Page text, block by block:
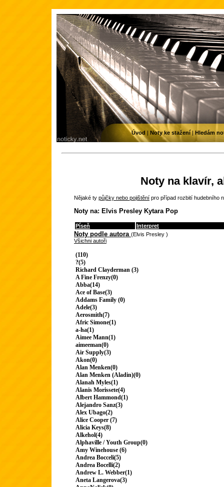
Noty na klavír,
Nějaké ty půjčky nebo pojištění pro případ rozbití hudebního
Noty na: Elvis Presley Kytara Pop
Píseň Interpret
Noty podle autora (Elvis Presley )
Všichni autoři
(110)
?(5)
Richard Clayderman (3)
A Fine Frenzy(0)
Abba(14)
Ace of Base(3)
Addams Family (0)
Adele(3)
Aerosmith(7)
Afric Simone(1)
a-ha(1)
Aimee Mann(1)
aimeeman(0)
Air Supply(3)
Akon(0)
Alan Menken(0)
Alan Menken (Aladin)(0)
Alanah Myles(1)
Alanis Morissete(4)
Albert Hammond(1)
Alejandro Sanz(3)
Alex Ubago(2)
Alice Cooper (7)
Alicia Keys(8)
Alkehol(4)
Alphaville / Youth Group(0)
Amy Winehouse (6)
Andrea Bocceli(5)
Andrea Bocelli(2)
Andrew L. Webber(1)
Aneta Langerova(3)
Úvod | Noty ke stažení| Hledám